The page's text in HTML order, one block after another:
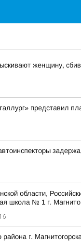
женщину,
представил
области,
школа № 1 г.
района г.